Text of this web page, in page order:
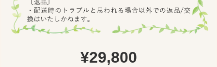
¥29,800